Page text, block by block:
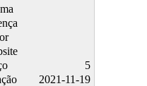
5
2021-11-19